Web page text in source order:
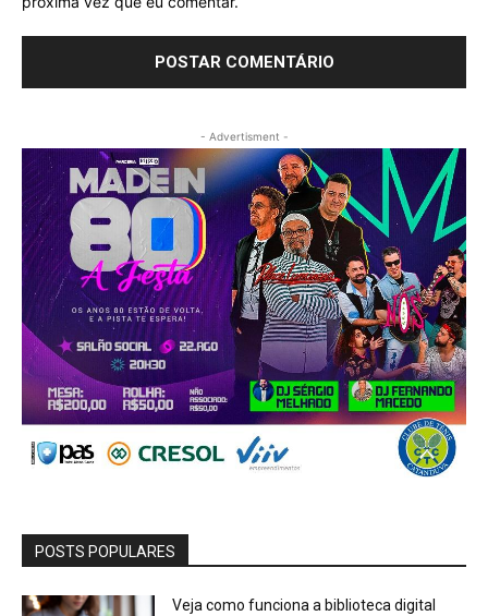
- Advertisment -
POSTS POPULARES
Veja como funciona a biblioteca digital